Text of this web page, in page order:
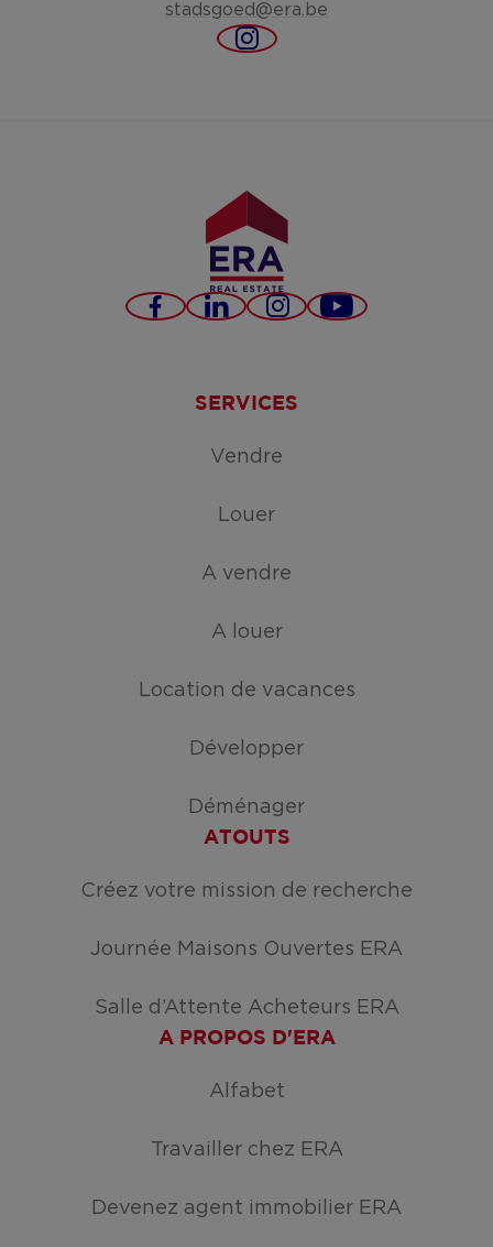
stadsgoed@era.be
https://
Facebook
LinkedInInstagramYouTube
SERVICES
Vendre
Louer
A vendre
A louer
Location de vacances
Développer
Déménager
ATOUTS
Créez votre mission de recherche
Journée Maisons Ouvertes ERA
Salle d’Attente Acheteurs ERA
A PROPOS D'ERA
Alfabet
Travailler chez ERA
Devenez agent immobilier ERA